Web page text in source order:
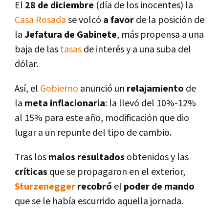
El 28 de diciembre (dí­a de los inocentes) la
Casa Rosadase volcó a favorde la posición de
laJefatura de Gabinete, más propensa a una
baja de lastasasde interés y a una suba del
dólar.
Así­, el Gobierno anunció un relajamiento de
la meta inflacionaria: la llevó del 10%-12%
al 15% para este año, modificación que dio
lugar a un repunte del tipo de cambio.
Tras losmalos resultados obtenidos y las
crí­ticas que se propagaron en el exterior,
Sturzeneggerrecobró el poder de mando
que se le habí­a escurrido aquella jornada.